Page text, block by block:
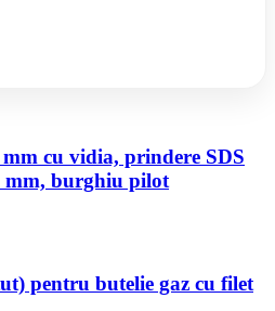
cu vidia, prindere SDS
mm, burghiu pilot
pentru butelie gaz cu filet